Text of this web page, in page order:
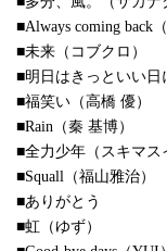
■Always coming back
■未来（コブクロ）
■明日はきっといい日
■福笑い（高橋 優）
■Rain（秦 基博）
■全力少年（スキマス
■Squall（福山雅治）
■ありがとう
■虹（ゆず）